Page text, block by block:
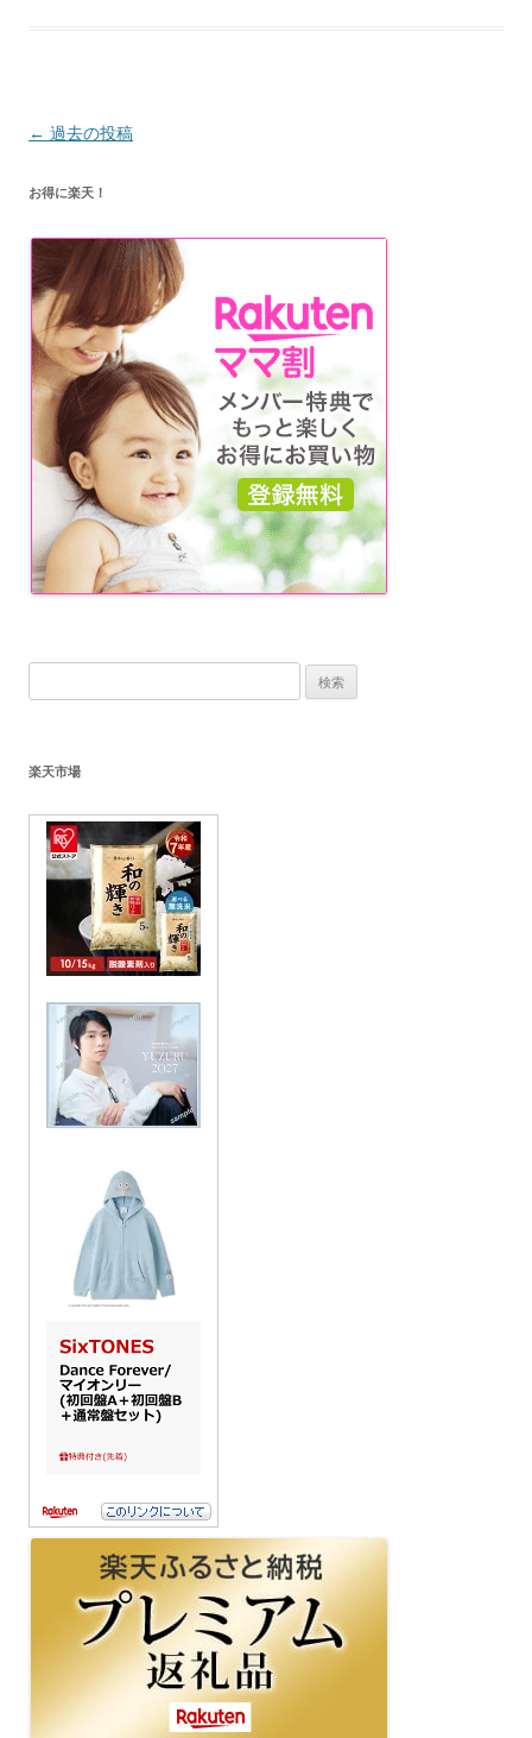
投
ナ
ビ
ゲ
ー
シ
ョ
ン
← 過去の投稿
お得に楽天！
索:
楽天市場